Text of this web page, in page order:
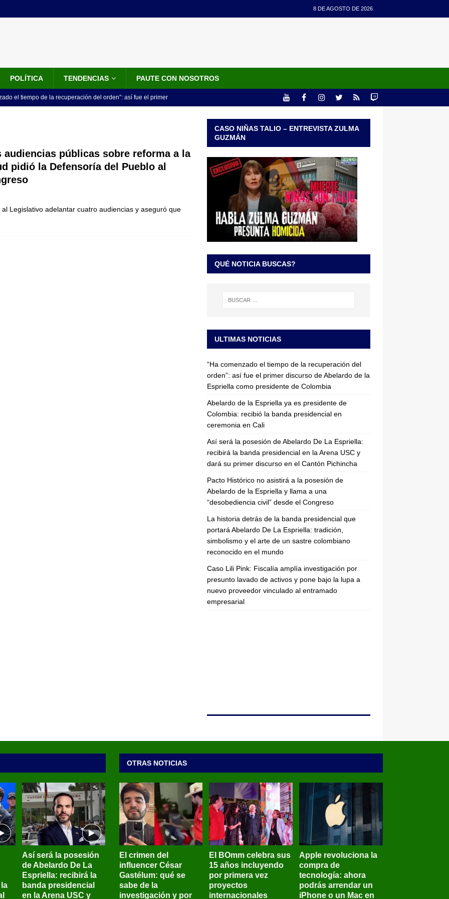
8 DE AGOSTO DE 2026
POLÍTICA TENDENCIAS PAUTE CON NOSOTROS
el tiempo de la recuperación del orden”: así fue el primer
la Espriella ya es presidente de Colombia: recibió la banda
LO ÚLTIMO
posesión de Abelardo De La Espriella: recibirá la banda presidencial
en el Cantón Pichincha
audiencias públicas sobre reforma a la
pidió la Defensoría del Pueblo al
Legislativo adelantar cuatro audiencias y aseguró que
CASO NIÑAS TALIO – ENTREVISTA ZULMA
GUZMÁN
QUÉ NOTICIA BUSCAS?
ULTIMAS NOTICIAS
“Ha comenzado el tiempo de la recuperación del
orden”: así fue el primer discurso de Abelardo de la
Espriella como presidente de Colombia
Abelardo de la Espriella ya es presidente de
Colombia: recibió la banda presidencial en
ceremonia en Cali
Así será la posesión de Abelardo De La Espriella:
recibirá la banda presidencial en la Arena USC y
dará su primer discurso en el Cantón Pichincha
Pacto Histórico no asistirá a la posesión de
Abelardo de la Espriella y llama a una
“desobediencia civil” desde el Congreso
La historia detrás de la banda presidencial que
portará Abelardo De La Espriella: tradición,
simbolismo y el arte de un sastre colombiano
reconocido en el mundo
Caso Lili Pink: Fiscalía amplía investigación por
presunto lavado de activos y pone bajo la lupa a
nuevo proveedor vinculado al entramado
empresarial
Así será la posesión
de Abelardo De La
Espriella: recibirá la
banda presidencial
en la Arena USC y
OTRAS NOTICIAS
El crimen del
influencer César
Gastélum: qué se
sabe de la
investigación y por
El BOmm celebra sus
15 años incluyendo
por primera vez
proyectos
internacionales
Apple revoluciona la
compra de
tecnología: ahora
podrás arrendar un
iPhone o un Mac en